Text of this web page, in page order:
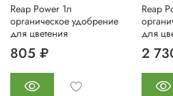
Reap Power 1л
органическое удобрение
для цветения
805 ₽
Reap
для
2